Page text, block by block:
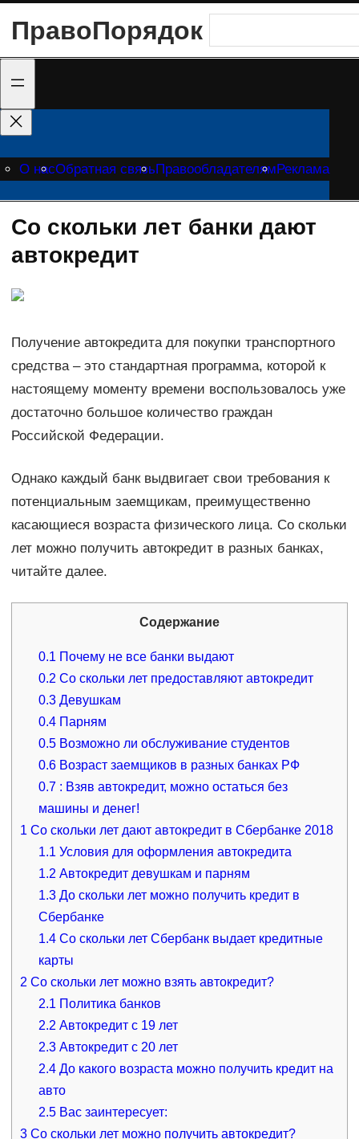
содержимому
ПравоПорядок
О насОбратная связь Правообладателям Реклама
Со скольки лет банки дают
автокредит
Получение автокредита для покупки транспортного
средства – это стандартная программа, которой к
настоящему моменту времени воспользовалось уже
достаточно большое количество граждан
Российской Федерации.
Однако каждый банк выдвигает свои требования к
потенциальным заемщикам, преимущественно
касающиеся возраста физического лица. Со скольки
лет можно получить автокредит в разных банках,
читайте далее.
Содержание
0.1 Почему не все банки выдают
0.2 Со скольки лет предоставляют автокредит
0.3 Девушкам
0.4 Парням
0.5 Возможно ли обслуживание студентов
0.6 Возраст заемщиков в разных банках РФ
0.7 : Взяв автокредит, можно остаться без
машины и денег!
1 Со скольки лет дают автокредит в Сбербанке 2018
1.1 Условия для оформления автокредита
1.2 Автокредит девушкам и парням
1.3 До скольки лет можно получить кредит в
Сбербанке
1.4 Со скольки лет Сбербанк выдает кредитные
карты
2 Со скольки лет можно взять автокредит?
2.1 Политика банков
2.2 Автокредит с 19 лет
2.3 Автокредит с 20 лет
2.4 До какого возраста можно получить кредит на
авто
2.5 Вас заинтересует:
3Со скольки лет можно получить автокредит?